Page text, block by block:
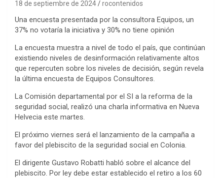
18 de septiembre de 2024 rocontenidos
Una encuesta presentada por la consultora Equipos, un
37% no votaría la iniciativa y 30% no tiene opinión
La encuesta muestra a nivel de todo el país, que continúan
existiendo niveles de desinformación relativamente altos
que repercuten sobre los niveles de decisión, según revela
la última encuesta de Equipos Consultores.
La Comisión departamental por el SI a la reforma de la
seguridad social, realizó una charla informativa en Nueva
Helvecia este martes.
El próximo viernes será el lanzamiento de la campaña a
favor del plebiscito de la seguridad social en Colonia.
El dirigente Gustavo Robatti habló sobre el alcance del
plebiscito. Por ley debe estar establecido el retiro a los 60